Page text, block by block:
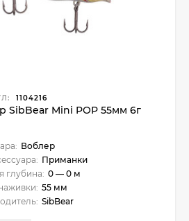
1104216
SibBear Mini POP 55мм 6г
Воблер
Приманки
глубина: 0 — 0 м
55 мм
SibBear